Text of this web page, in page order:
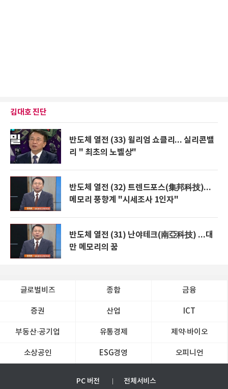
김대호 진단
반도체 열전 (33) 윌리엄 쇼클리... 실리콘밸
리 " 최초의 노벨상"
반도체 열전 (32) 트렌드포스(集邦科技)...
메모리 풍향계 "시세조사 1인자"
반도체 열전 (31) 난야테크(南亞科技) ...대
만 메모리의 꿈
글로벌비즈 종합 금융
증권 산업 ICT
부동산·공기업 유통경제 제약∙바이오
소상공인 ESG경영 오피니언
PC 버전 전체서비스